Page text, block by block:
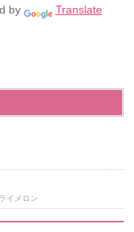
by Translate
イメロン